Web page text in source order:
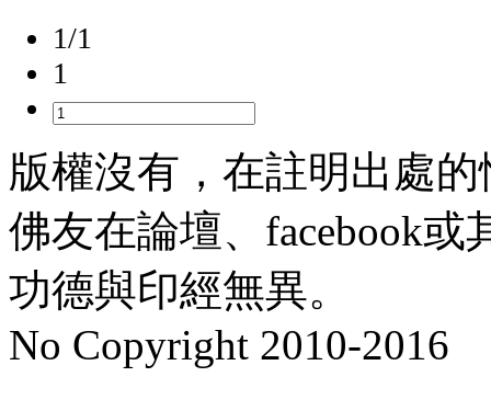
1/1
1
版權沒有，在註明出處
佛友在論壇、facebook
功德與印經無異。
No Copyright 2010-2016